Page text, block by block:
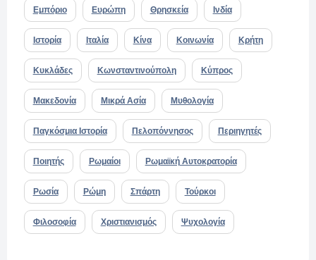
Εμπόριο Ευρώπη Θρησκεία Ινδία
Ιστορία Ιταλία Κίνα Κοινωνία Κρήτη
Κυκλάδες Κωνσταντινούπολη Κύπρος
Μακεδονία Μικρά Ασία Μυθολογία
Παγκόσμια Ιστορία Πελοπόννησος Περιηγητές
Ποιητής Ρωμαίοι Ρωμαϊκή Αυτοκρατορία
Ρωσία Ρώμη Σπάρτη Τούρκοι
Φιλοσοφία Χριστιανισμός Ψυχολογία